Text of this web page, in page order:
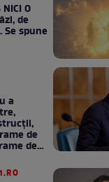
O
de
Se spune
a
de
de